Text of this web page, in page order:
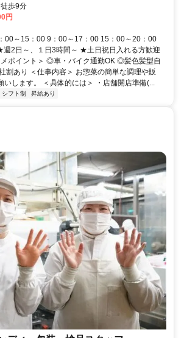
駅 徒歩9分
円
00～15：00 9：00～17：00 15：00～20：00
2日～、１日3時間～ ★土日祝日入れる方歓迎
ポイント＞ ◎車・バイク通勤OK ◎髪色髪型自
割あり ＜仕事内容＞ お惣菜の簡単な調理や販
します。 ＜具体的には＞ ・店舗開店準備(...
シフト制 昇給あり